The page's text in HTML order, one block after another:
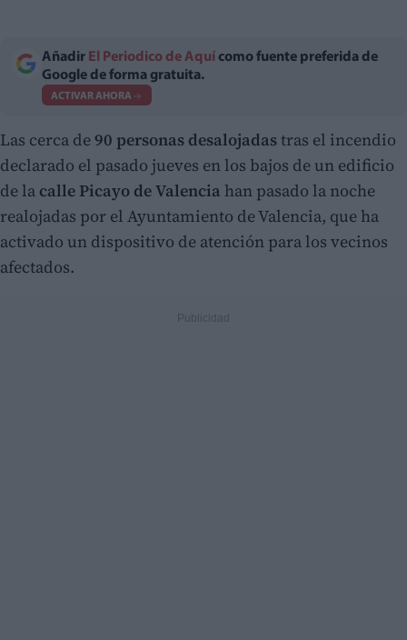
Añadir El Periodico de Aquí como fuente preferida de
Google de forma gratuita.
ACTIVAR AHORA
Las cerca de90 personas desalojadastras el incendio
declarado el pasado jueves en los bajos de un edificio
de la calle Picayo de Valencia han pasado la noche
realojadas por el Ayuntamiento de Valencia, que ha
activado un dispositivo de atención para los vecinos
afectados.